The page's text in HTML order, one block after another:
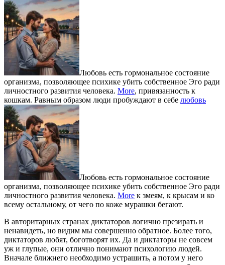
Любовь есть гормональное состояние
организма, позволяющее психике убить собственное Эго ради
личностного развития человека. More, привязанность к
кошкам. Равным образом люди пробуждают в себе любовь
Любовь есть гормональное состояние
организма, позволяющее психике убить собственное Эго ради
личностного развития человека. More к змеям, к крысам и ко
всему остальному, от чего по коже мурашки бегают.
В авторитарных странах диктаторов логично презирать и
ненавидеть, но видим мы совершенно обратное. Более того,
диктаторов любят, боготворят их. Да и диктаторы не совсем
уж и глупые, они отлично понимают психологию людей.
Вначале ближнего необходимо устрашить, а потом у него